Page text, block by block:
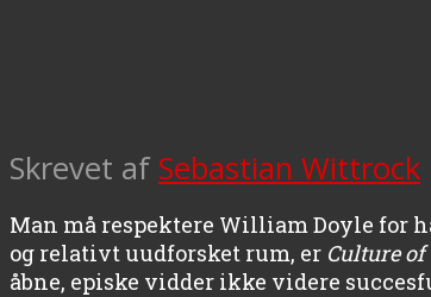
Skrevet af Sebastian Wittrock
Man må respektere William Doyle for
og relativt uudforsket rum, er Culture
åbne, episke vidder ikke videre